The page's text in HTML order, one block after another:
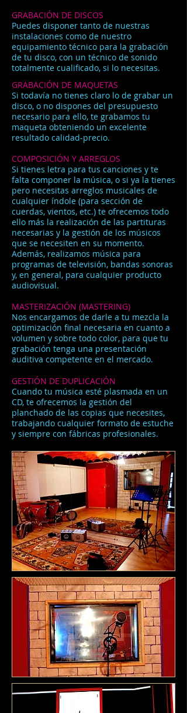
GRABACIÓN DE DISCOS
Puedes disponer tanto de nuestras
instalaciones como de nuestro
equipamiento técnico para la grabación
de tu disco, con un técnico de sonido
totalmente cualificado, si lo necesitas.
GRABACIÓN DE MAQUETAS
Si todavía no tienes claro lo de grabar un
disco, o no dispones del presupuesto
necesario para ello, te grabamos tu
maqueta obteniendo un excelente
resultado calidad-precio.
COMPOSICIÓN Y ARREGLOS
Si tienes letra para tus canciones y te
falta componer la música, o si ya la tienes
pero necesitas arreglos musicales de
cualquier índole (para sección de
cuerdas, vientos, etc.) te ofrecemos todo
ello más la realización de las partituras
necesarias y la gestión de los músicos
que se necesiten en su momento.
Además, realizamos música para
programas de televisión, bandas sonoras
y, en general, para cualquier producto
audiovisual.
MASTERIZACIÓN (MASTERING)
Nos encargamos de darle a tu mezcla la
optimización final necesaria en cuanto a
volumen y sobre todo color, para que tu
grabación tenga una presentación
auditiva competente en el mercado.
GESTIÓN DE DUPLICACIÓN
Cuando tu música esté plasmada en un
CD, te ofrecemos la gestión del
planchado de las copias que necesites,
trabajando cualquier formato de estuche
y siempre con fábricas profesionales.